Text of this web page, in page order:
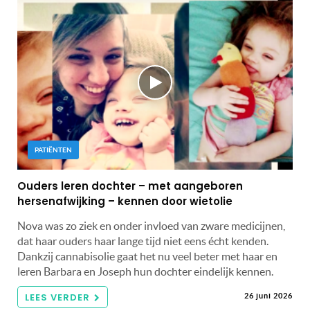
PATIËNTEN
Ouders leren dochter – met aangeboren
hersenafwijking – kennen door wietolie
Nova was zo ziek en onder invloed van zware medicijnen,
dat haar ouders haar lange tijd niet eens écht kenden.
Dankzij cannabisolie gaat het nu veel beter met haar en
leren Barbara en Joseph hun dochter eindelijk kennen.
LEES VERDER 26 juni 2026